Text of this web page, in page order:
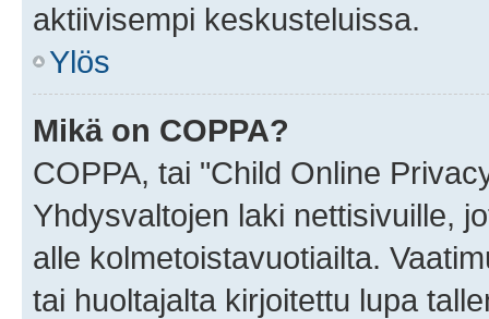
aktiivisempi keskusteluissa.
Ylös
Mikä on COPPA?
COPPA, tai "Child Online
Yhdysvaltojen laki nettisivuille,
alle kolmetoistavuotiailta.
tai huoltajalta kirjoitettu lupa